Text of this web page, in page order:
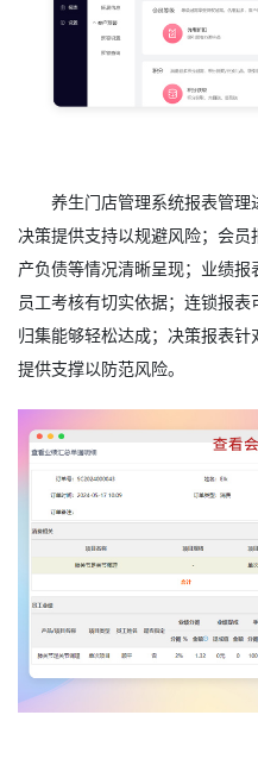
养生门店管理系统报表管
决策提供支持以规避风险；会
产负债等情况清晰呈现；业绩
员工考核有切实依据；连锁报
归集能够轻松达成；决策报表
提供支撑以防范风险。